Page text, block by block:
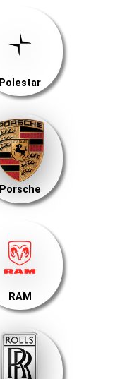
Polestar
Porsche
RAM